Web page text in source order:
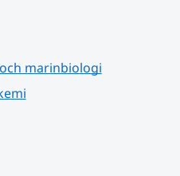
marinbiologi